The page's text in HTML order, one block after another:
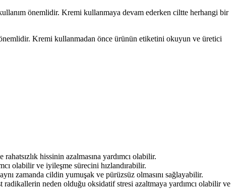
önemlidir. Kremi kullanmaya devam ederken ciltte herhangi bir
Kremi kullanmadan önce ürünün etiketini okuyun ve üretici
hissinin azalmasına yardımcı olabilir.
olabilir ve iyileşme sürecini hızlandırabilir.
zamanda cildin yumuşak ve pürüzsüz olmasını sağlayabilir.
neden olduğu oksidatif stresi azaltmaya yardımcı olabilir ve